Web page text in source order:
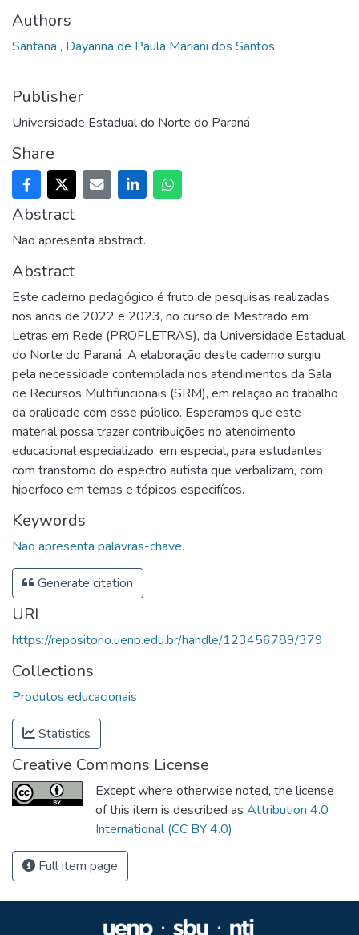
Authors
Santana , Dayanna de Paula Mariani dos Santos
Publisher
Universidade Estadual do Norte do Paraná
Share
Abstract
Não apresenta abstract.
Abstract
Este caderno pedagógico é fruto de pesquisas realizadas
nos anos de 2022 e 2023, no curso de Mestrado em
Letras em Rede (PROFLETRAS), da Universidade Estadual
do Norte do Paraná. A elaboração deste caderno surgiu
pela necessidade contemplada nos atendimentos da Sala
de Recursos Multifuncionais (SRM), em relação ao trabalho
da oralidade com esse público. Esperamos que este
material possa trazer contribuições no atendimento
educacional especializado, em especial, para estudantes
com transtorno do espectro autista que verbalizam, com
hiperfoco em temas e tópicos especifícos.
Keywords
Não apresenta palavras-chave.
Generate citation
URI
https://repositorio.uenp.edu.br/handle/123456789/379
Collections
Produtos educacionais
Statistics
Creative Commons License
Except where otherwise noted, the license
of this item is described as Attribution 4.0
International (CC BY 4.0)
Full item page